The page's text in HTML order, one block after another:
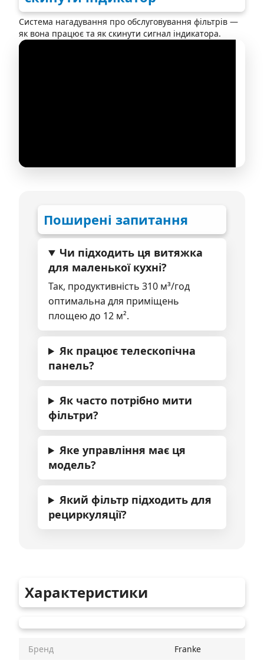
Система нагадування про обслуговування фільтрів —
як вона працює та як скинути сигнал індикатора.
Поширені запитання
Чи підходить ця витяжка
для маленької кухні?
Так, продуктивність 310 м³/год
оптимальна для приміщень
площею до 12 м².
Як працює телескопічна
панель?
Як часто потрібно мити
фільтри?
Яке управління має ця
модель?
Який фільтр підходить для
рециркуляції?
Характеристики
Бренд
Franke